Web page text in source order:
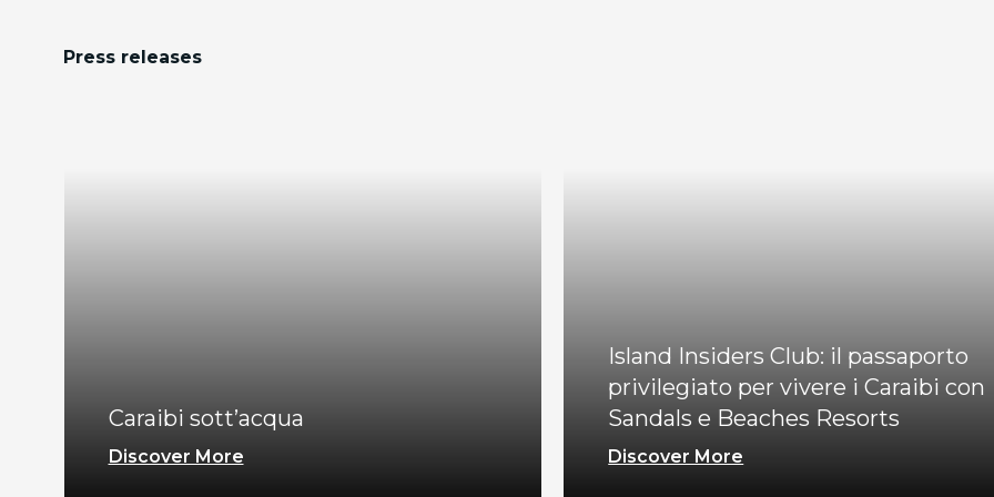
Press releases
Caraibi sott’acqua
Discover More
Island Insiders Club: il passaporto
privilegiato per vivere i Caraibi con
Sandals e Beaches Resorts
Discover More